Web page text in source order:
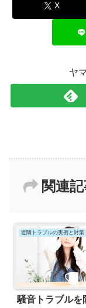
X
ヤ
関連
近隣トラブルの実例と対策
騒音トラブルを